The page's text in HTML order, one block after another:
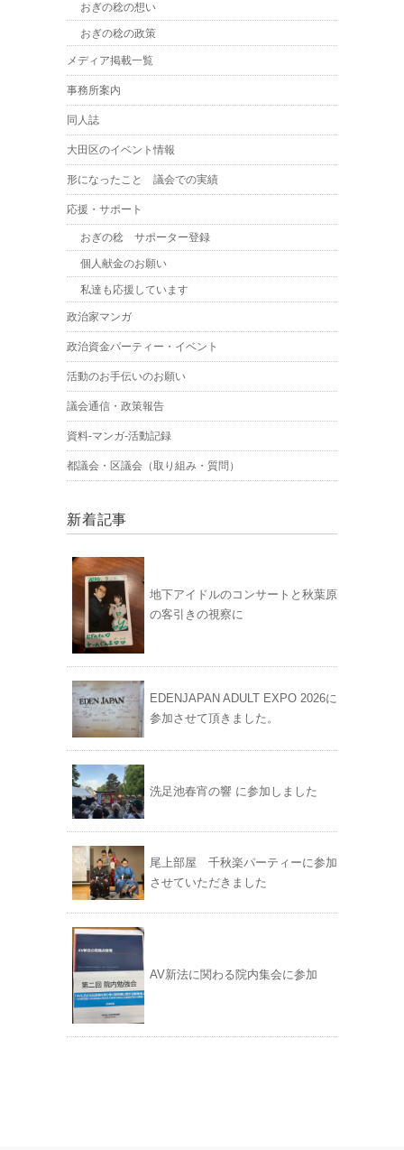
おぎの稔の想い
おぎの稔の政策
メディア掲載一覧
事務所案内
同人誌
大田区のイベント情報
形になったこと 議会での実績
応援・サポート
おぎの稔 サポーター登録
個人献金のお願い
私達も応援しています
政治家マンガ
政治資金パーティー・イベント
活動のお手伝いのお願い
議会通信・政策報告
資料-マンガ-活動記録
都議会・区議会（取り組み・質問）
新着記事
地下アイドルのコンサートと秋葉原
の客引きの視察に
EDENJAPAN ADULT EXPO 2026に
参加させて頂きました。
洗足池春宵の響 に参加しました
尾上部屋 千秋楽パーティーに参加
させていただきました
AV新法に関わる院内集会に参加